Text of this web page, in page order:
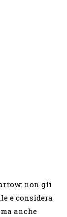
non gli
e considera
anche